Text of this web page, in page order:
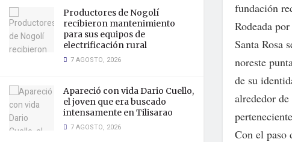
Productores de Nogolí
recibieron mantenimiento
para sus equipos de
electrificación rural
7 AGOSTO, 2026
Apareció con vida Dario Cuello,
el joven que era buscado
intensamente en Tilisarao
7 AGOSTO, 2026
fundación
Rodeada
Santa Rosa
noreste
de su
alrededor
Con el paso